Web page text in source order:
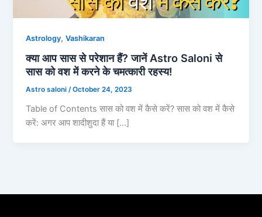
Astrology,Vashikaran
क्या आप सास से परेशान हैं? जानें Astro Saloni से
सास को वश में करने के चमत्कारी रहस्य!
Astro saloni/October 24, 2023
Table of Contents सास को वश में कैसे करें? सास को वश में कैसे
करें: अगर आप शादीशुदा हैं या […]